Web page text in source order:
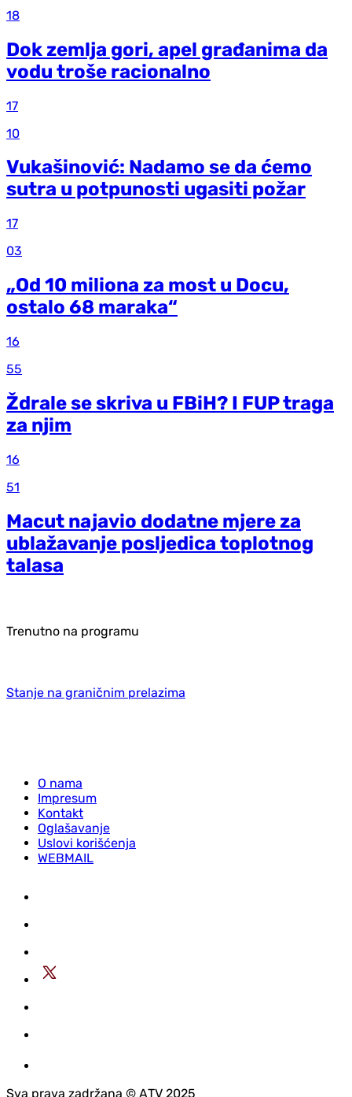
18
Dok zemlja gori, apel građanima da
vodu troše racionalno
17
10
Vukašinović: Nadamo se da ćemo
sutra u potpunosti ugasiti požar
17
03
„Od 10 miliona za most u Docu,
ostalo 68 maraka“
16
55
Ždrale se skriva u FBiH? I FUP traga
za njim
16
51
Macut najavio dodatne mjere za
ublažavanje posljedica toplotnog
talasa
Trenutno na programu
Stanje na graničnim prelazima
O nama
Impresum
Kontakt
Oglašavanje
Uslovi korišćenja
WEBMAIL
Sva prava zadržana © АTV 2025